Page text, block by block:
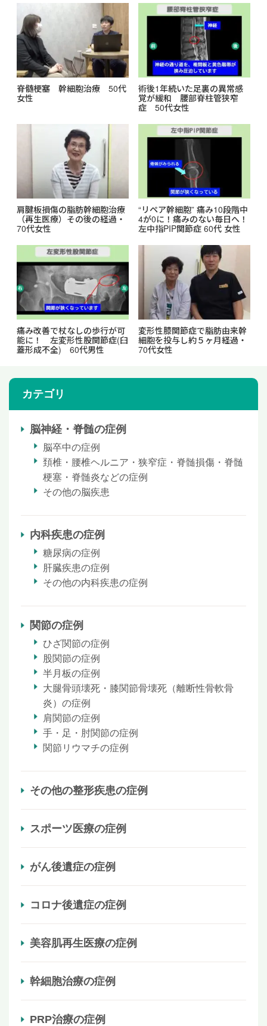
脊髄梗塞 幹細胞治療 50代
女性
術後1年続いた足裏の異常感
覚が緩和 腰部脊柱管狭窄
症 50代女性
肩腱板損傷の脂肪幹細胞治療
（再生医療）その後の経過・
70代女性
“リペア幹細胞” 痛み10段階中
4が0に！痛みのない毎日へ！
左中指PIP関節症 60代 女性
痛み改善で杖なしの歩行が可
能に！ 左変形性股関節症(臼
蓋形成不全) 60代男性
変形性膝関節症で脂肪由来幹
細胞を投与し約５ヶ月経過・
70代女性
カテゴリ
脳神経・脊髄の症例
脳卒中の症例
頚椎・腰椎ヘルニア・狭窄症・脊髄損傷・脊髄
梗塞・脊髄炎などの症例
その他の脳疾患
内科疾患の症例
糖尿病の症例
肝臓疾患の症例
その他の内科疾患の症例
関節の症例
ひざ関節の症例
股関節の症例
半月板の症例
大腿骨頭壊死・膝関節骨壊死（離断性骨軟骨
炎）の症例
肩関節の症例
手・足・肘関節の症例
関節リウマチの症例
その他の整形疾患の症例
スポーツ医療の症例
がん後遺症の症例
コロナ後遺症の症例
美容肌再生医療の症例
幹細胞治療の症例
PRP治療の症例